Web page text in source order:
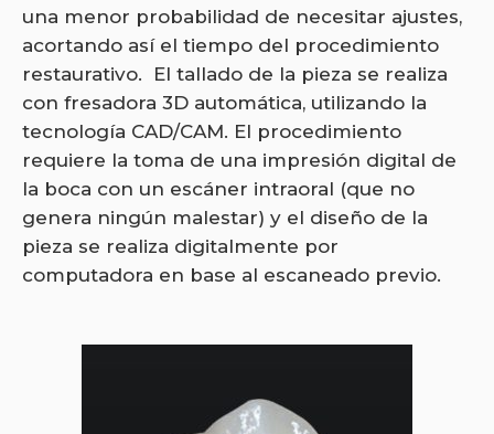
una menor probabilidad de necesitar ajustes,
acortando así el tiempo del procedimiento
restaurativo. El tallado de la pieza se realiza
con fresadora 3D automática, utilizando la
tecnología CAD/CAM. El procedimiento
requiere la toma de una impresión digital de
la boca con un escáner intraoral (que no
genera ningún malestar) y el diseño de la
pieza se realiza digitalmente por
computadora en base al escaneado previo.